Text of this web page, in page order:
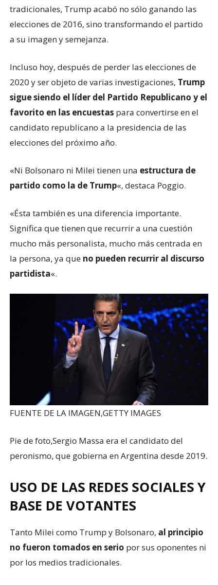
tradicionales, Trump acabó no sólo ganando las
elecciones de 2016, sino transformando el partido
a su imagen y semejanza.
Incluso hoy, después de perder las elecciones de
2020 y ser objeto de varias investigaciones, Trump
sigue siendo el líder del Partido Republicano y el
favorito en las encuestas para convertirse en el
candidato republicano a la presidencia de las
elecciones del próximo año.
«Ni Bolsonaro ni Milei tienen una estructura de
partido como la de Trump«, destaca Poggio.
«Ésta también es una diferencia importante.
Significa que tienen que recurrir a una cuestión
mucho más personalista, mucho más centrada en
la persona, ya que no pueden recurrir al discurso
partidista«.
FUENTE DE LA IMAGEN,GETTY IMAGES
Pie de foto,Sergio Massa era el candidato del
peronismo, que gobierna en Argentina desde 2019.
USO DE LAS REDES SOCIALES Y
BASE DE VOTANTES
Tanto Milei como Trump y Bolsonaro, al principio
no fueron tomados en serio por sus oponentes ni
por los medios tradicionales.